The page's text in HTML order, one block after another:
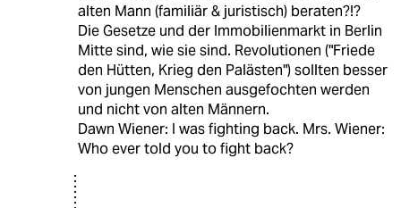
alten Mann (familiär & juristisch) beraten?!?
Die Gesetze und der Immobilienmarkt in Berlin
Mitte sind, wie sie sind. Revolutionen ("Friede
den Hütten, Krieg den Palästen") sollten besser
von jungen Menschen ausgefochten werden
und nicht von alten Männern.
Dawn Wiener: I was fighting back. Mrs. Wiener:
Who ever told you to fight back?